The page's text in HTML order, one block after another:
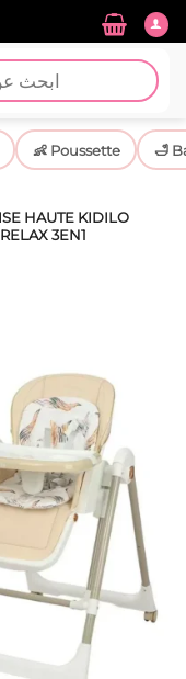
👶 Poussette 🛁
HAUTE KIDILO
3EN1